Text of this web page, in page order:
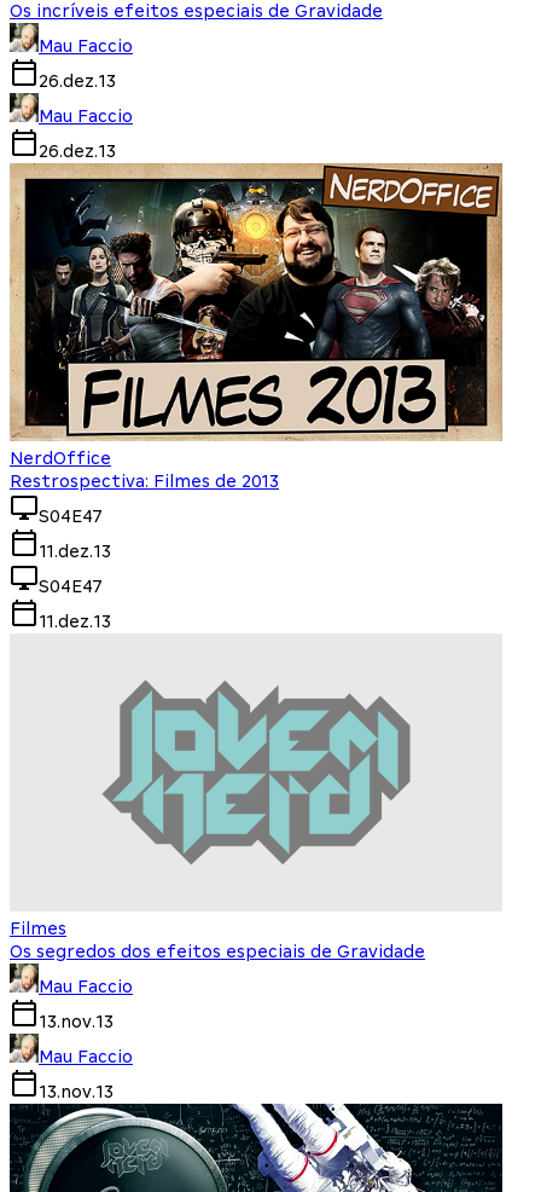
Os incríveis efeitos especiais de Gravidade
Mau Faccio
26.dez.13
Mau Faccio
26.dez.13
NerdOffice
Restrospectiva: Filmes de 2013
S04E47
11.dez.13
S04E47
11.dez.13
Filmes
Os segredos dos efeitos especiais de Gravidade
Mau Faccio
13.nov.13
Mau Faccio
13.nov.13